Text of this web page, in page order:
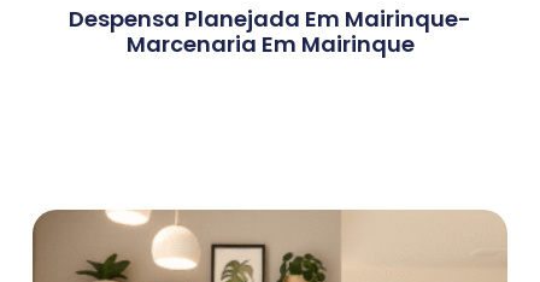
Despensa Planejada Em Mairinque-
Marcenaria Em Mairinque